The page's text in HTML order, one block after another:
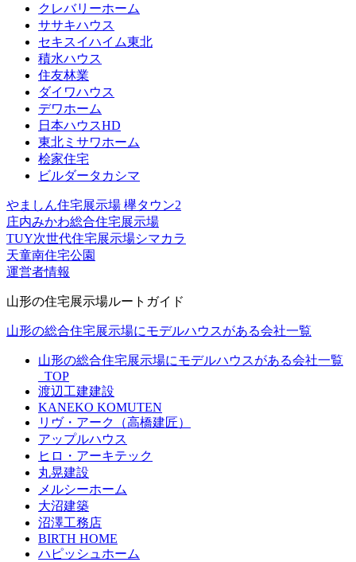
クレバリーホーム
ササキハウス
セキスイハイム東北
積水ハウス
住友林業
ダイワハウス
デワホーム
日本ハウスHD
東北ミサワホーム
桧家住宅
ビルダータカシマ
やましん住宅展示場 欅タウン2
庄内みかわ総合住宅展示場
TUY次世代住宅展示場シマカラ
天童南住宅公園
運営者情報
山形の住宅展示場ルートガイド
山形の総合住宅展示場にモデルハウスがある会社一覧
山形の総合住宅展示場にモデルハウスがある会社一覧
_TOP
渡辺工建建設
KANEKO KOMUTEN
リヴ・アーク（高橋建匠）
アップルハウス
ヒロ・アーキテック
丸晃建設
メルシーホーム
大沼建築
沼澤工務店
BIRTH HOME
ハピッシュホーム